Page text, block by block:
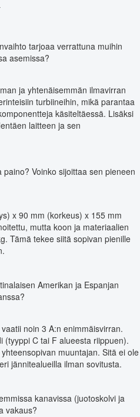
tarjoaa verrattuna muihin
asemissa?
ja yhtenäisemmän ilmavirran
turbiineihin, mikä parantaa
käsiteltäessä. Lisäksi
laitteen ja sen
Voinko sijoittaa sen pieneen
x 90 mm (korkeus) x 155 mm
mutta koon ja materiaalien
Tämä tekee siitä sopivan pienille
Amerikan ja Espanjan
noin 3 A:n enimmäisvirran.
(tyyppi C tai F alueesta riippuen).
muuntajan. Sitä ei ole
jännitealueilla ilman sovitusta.
kanavissa (juotoskolvi ja
vakaus?